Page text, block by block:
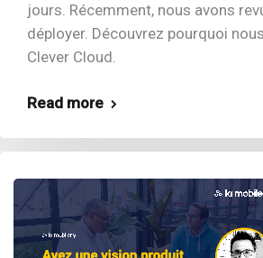
jours. Récemment, nous avons
déployer. Découvrez pourquoi
Clever Cloud.
Read more